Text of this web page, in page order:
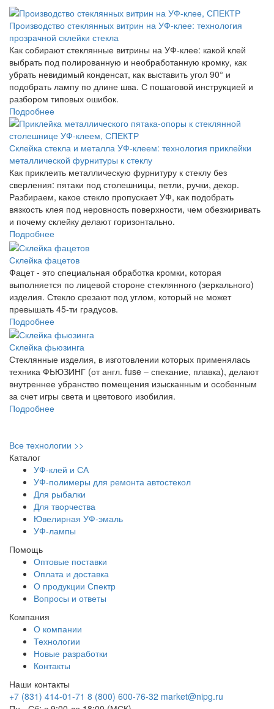
Производство стеклянных витрин на УФ-клее: технология
прозрачной склейки стекла
Как собирают стеклянные витрины на УФ-клее: какой клей
выбрать под полированную и необработанную кромку, как
убрать невидимый конденсат, как выставить угол 90° и
подобрать лампу по длине шва. С пошаговой инструкцией и
разбором типовых ошибок.
Подробнее
Склейка стекла и металла УФ-клеем: технология приклейки
металлической фурнитуры к стеклу
Как приклеить металлическую фурнитуру к стеклу без
сверления: пятаки под столешницы, петли, ручки, декор.
Разбираем, какое стекло пропускает УФ, как подобрать
вязкость клея под неровность поверхности, чем обезжиривать
и почему склейку делают горизонтально.
Подробнее
Склейка фацетов
Фацет - это специальная обработка кромки, которая
выполняется по лицевой стороне стеклянного (зеркального)
изделия. Стекло срезают под углом, который не может
превышать 45-ти градусов.
Подробнее
Склейка фьюзинга
Стеклянные изделия, в изготовлении которых применялась
техника ФЬЮЗИНГ (от англ. fuse – спекание, плавка), делают
внутреннее убранство помещения изысканным и особенным
за счет игры света и цветового изобилия.
Подробнее
Все технологии >>
Каталог
УФ-клей и СА
УФ-полимеры для ремонта автостекол
Для рыбалки
Для творчества
Ювелирная УФ-эмаль
УФ-лампы
Помощь
Оптовые поставки
Оплата и доставка
О продукции Спектр
Вопросы и ответы
Компания
О компании
Технологии
Новые разработки
Контакты
Наши контакты
+7 (831) 414-01-71 8 (800) 600-76-32 market@nipg.ru